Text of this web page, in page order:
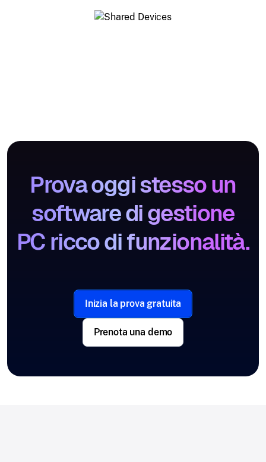
Prova oggi stesso un
software di gestione
PC ricco di funzionalità.
Inizia la prova gratuita
Prenota una demo